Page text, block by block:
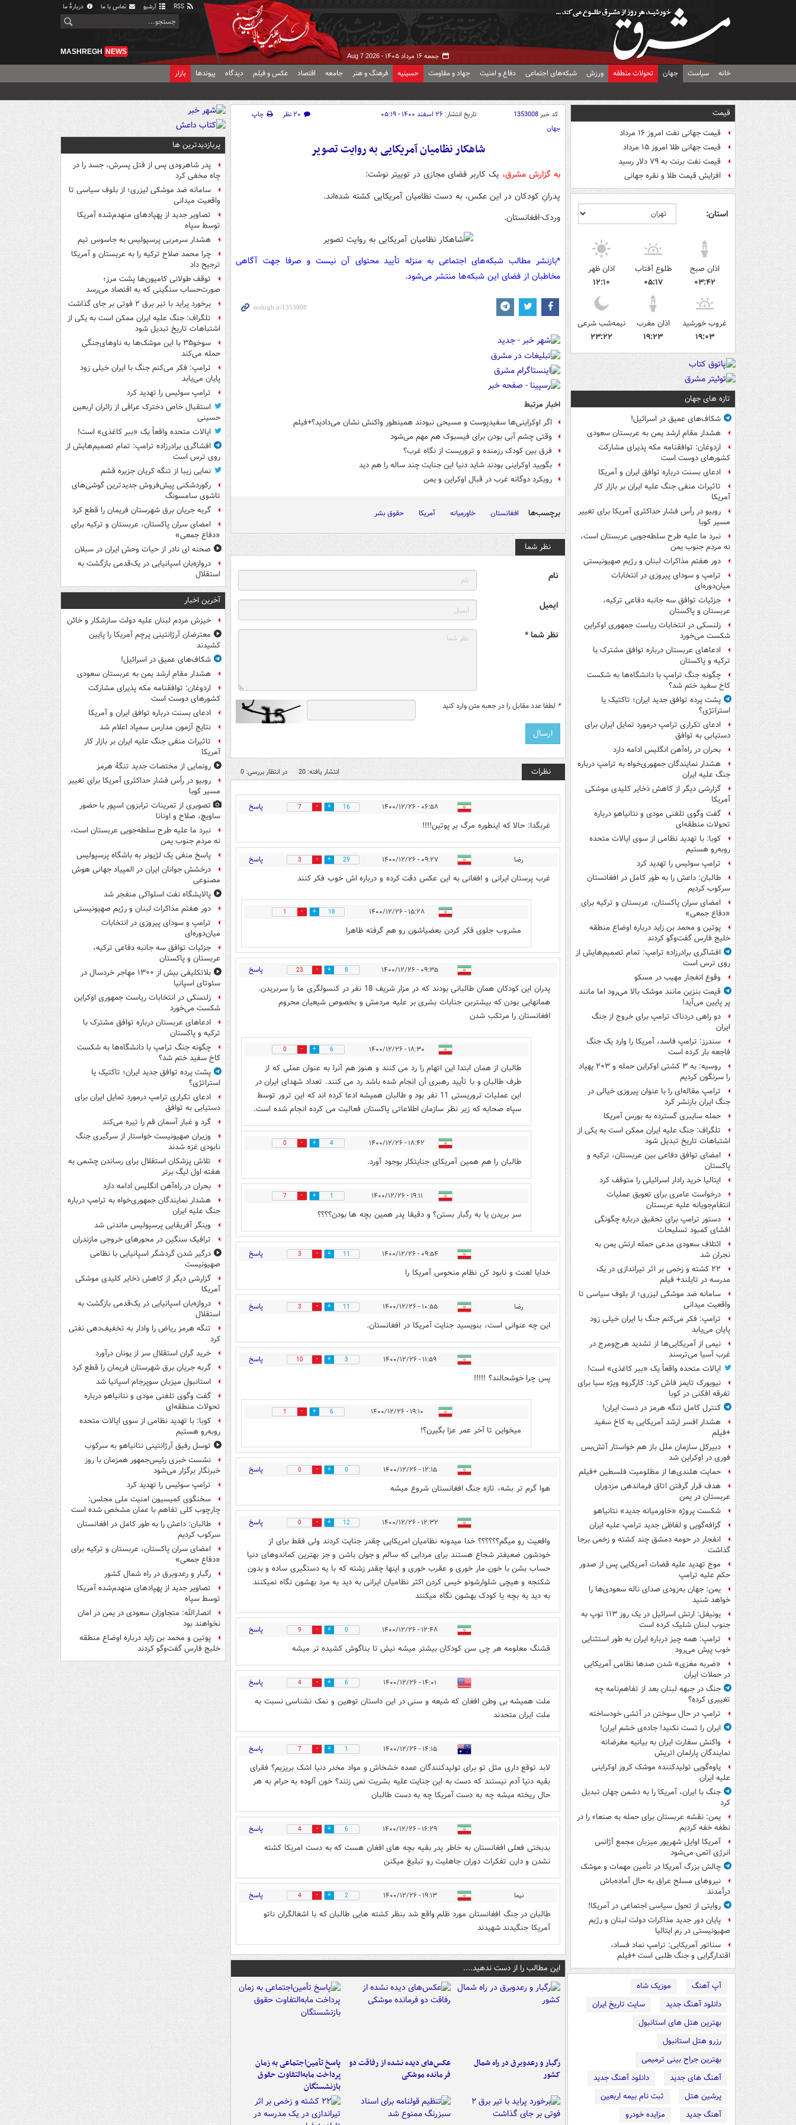
آرشیو تماس با ما دربارهٔ ما
جمعه ۱۶ مرداد ۱۴۰۵ - Aug 7 2026
MASHREGH NEWS
خانه سیاست جهان تحولات منطقه ورزش شبکه‌های اجتماعی دفاع و امنیت جهاد و مقاومت حسینیه فرهنگ و هنر جامعه اقتصاد عکس و فیلم دیدگاه پیوندها بازار
قیمت
قیمت جهانی نفت امروز ۱۶ مرداد
قیمت جهانی طلا امروز ۱۵ مرداد
قیمت نفت برنت به ۷۹ دلار رسید
افزایش قیمت طلا و نقره جهانی
استان:
اذان صبح
۰۳:۴۲
طلوع آفتاب
۰۵:۱۷
اذان ظهر
۱۲:۱۰
غروب خورشید
۱۹:۰۳
اذان مغرب
۱۹:۲۳
نیمه‌شب شرعی
۲۳:۲۲
تازه های جهان
شکاف‌های عمیق در اسرائیل!
هشدار مقام ارشد یمن به عربستان سعودی
اردوغان: توافقنامه مکه پذیرای مشارکت
کشورهای دوست است
ادعای بسنت درباره توافق ایران و آمریکا
تاثیرات منفی جنگ علیه ایران بر بازار کار
آمریکا
روبیو در رأس فشار حداکثری آمریکا برای تغییر
مسیر کوبا
نبرد ما علیه طرح سلطه‌جویی عربستان است،
نه مردم جنوب یمن
دور هفتم مذاکرات لبنان و رژیم صهیونیستی
ترامپ و سودای پیروزی در انتخابات
میان‌دوره‌ای
جزئیات توافق سه جانبه دفاعی ترکیه،
عربستان و پاکستان
زلنسکی در انتخابات ریاست جمهوری اوکراین
شکست می‌خورد
ادعاهای عربستان درباره توافق مشترک با
ترکیه و پاکستان
چگونه جنگ ترامپ با دانشگاه‌ها به شکست
کاخ سفید ختم شد؟
پشت پرده توافق جدید ایران؛ تاکتیک یا
استراتژی؟
ادعای تکراری ترامپ درمورد تمایل ایران برای
دستیابی به توافق
بحران در راه‌آهن انگلیس ادامه دارد
هشدار نمایندگان جمهوری‌خواه به ترامپ درباره
جنگ علیه ایران
گزارشی دیگر از کاهش ذخایر کلیدی موشکی
آمریکا
گفت وگوی تلفنی مودی و نتانیاهو درباره
تحولات منطقه‌ای
کوبا: با تهدید نظامی از سوی ایالات متحده
روبه‌رو هستیم
ترامپ سوئیس را تهدید کرد
طالبان: داعش را به طور کامل در افغانستان
سرکوب کردیم
امضای سران پاکستان، عربستان و ترکیه برای
«دفاع جمعی»
پوتین و محمد بن زاید درباره اوضاع منطقه
خلیج فارس گفت‌وگو کردند
افشاگری برادرزاده ترامپ: تمام تصمیم‌هایش از
روی ترس است
وقوع انفجار مهیب در مسکو
قیمت بنزین مانند موشک بالا می‌رود اما مانند
پر پایین می‌آید!
دو راهی دردناک ترامپ برای خروج از جنگ
ایران
سندرز: ترامپ فاسد، آمریکا را وارد یک جنگ
فاجعه بار کرده است
روسیه: به ۳ کشتی اوکراین حمله و ۲۰۳ پهپاد
را سرنگون کردیم
ترامپ مقاله‌ای را با عنوان پیروزی خیالی در
جنگ ایران بازنشر کرد
حمله سایبری گسترده به بورس آمریکا
تلگراف: جنگ علیه ایران ممکن است به یکی از
اشتباهات تاریخ تبدیل شود
امضای توافق دفاعی بین عربستان، ترکیه و
پاکستان
ایتالیا خرید رادار اسرائیلی را متوقف کرد
درخواست عامری برای تعویق عملیات
انتقام‌جویانه علیه عربستان
دستور ترامپ برای تحقیق درباره چگونگی
افشای کمبود تسلیحات
ائتلاف سعودی مدعی حمله ارتش یمن به
نجران شد
۲۲ کشته و زخمی بر اثر تیراندازی در یک
مدرسه در تایلند+ فیلم
سامانه ضد موشکی لیزری؛ از بلوف سیاسی تا
واقعیت میدانی
ترامپ: فکر می‌کنم جنگ با ایران خیلی زود
پایان می‌یابد
نیمی از آمریکایی‌ها از تشدید هرج‌ومرج در
غرب آسیا می‌ترسند
ایالات متحده واقعاً یک «ببر کاغذی» است!
نیویورک تایمز فاش کرد: کارگروه ویژه سیا برای
تفرقه افکنی در کوبا
کنترل کامل تنگه هرمز در دست ایران!
هشدار افسر ارشد آمریکایی به کاخ سفید
+فیلم
دبیرکل سازمان ملل باز هم خواستار آتش‌بس
فوری در اوکراین شد
حمایت هلندی‌ها از مظلومیت فلسطین +فیلم
هدف قرار گرفتن اتاق‌ فرماندهی مزدوران
عربستان در یمن
شکست پروژه «خاورمیانه جدید» نتانیاهو
گزافه‌گویی و لفاظی جدید ترامپ علیه ایران
انفجار در حومه دمشق چند کشته و زخمی برجا
گذاشت
موج تهدید علیه قضات آمریکایی پس از صدور
حکم علیه ترامپ
یمن: جهان به‌زودی صدای ناله سعودی‌ها را
خواهد شنید
یونیفل: ارتش اسرائیل در یک روز ۱۱۳ توپ به
جنوب لبنان شلیک کرده است
ترامپ: همه چیز درباره ایران به طور استثنایی
خوب پیش می‌رود
«ضربه مغزی» شدن صدها نظامی آمریکایی
در حملات ایران
جنگ در جبهه لبنان بعد از تفاهم‌نامه چه
تغییری کرده؟
ترامپ در حال سوختن در آتشی خودساخته
ایران را تست نکنید! جاده‌ی خشم ایران!
واکنش سفارت ایران به بیانیه مغرضانه
نمایندگان پارلمان اتریش
یاوه‌گویی تولیدکننده موشک کروز اوکراینی
علیه ایران
جنگ با ایران، آمریکا را به دشمن جهان تبدیل
کرد
یمن: نقشه عربستان برای حمله به صنعاء را در
نطفه خفه کردیم
آمریکا اوایل شهریور میزبان مجمع آژانس
انرژی اتمی می‌شود
چالش بزرگ آمریکا در تأمین مهمات و موشک
نیروهای مسلح عراق به حال آماده‌باش
درآمدند
روایتی از تحول سیاسی اجتماعی در آمریکا!
پایان دور جدید مذاکرات دولت لبنان و رژیم
صهیونیستی در رم ایتالیا
سناتور آمریکایی: ترامپ نماد فساد،
اقتدارگرایی و جنگ طلبی است +فیلم
آپ آهنگ
موزیک شاه
دانلود آهنگ جدید
سایت تاریخ ایران
بهترین هتل های استانبول
رزرو هتل استانبول
بهترین جراح بینی ترمیمی
آهنگ های جدید
دانلود آهنگ جدید
پرشین هتل
ثبت نام بیمه اربعین
آهنگ جدید
مزایده خودرو
کد خبر1353008 تاریخ انتشار: ۲۶ اسفند ۱۴۰۰ - ۰۵:۱۹ ۲۰ نظر
چاپ
جهان
شاهکار نظامیان آمریکایی به روایت تصویر
به گزارش مشرق، یک کاربر فضای مجازی در توییتر نوشت:
‏پدرانِ کودکان در این عکس، به دست نظامیان آمریکایی کشته شده‌اند.
وردک-افغانستان.
*بازنشر مطالب شبکه‌های اجتماعی به منزله تأیید محتوای آن نیست و صرفا جهت آگاهی
مخاطبان از فضای این شبکه‌ها منتشر می‌شود.
اخبار مرتبط
اگر اوکراینی‌ها سفیدپوست و مسیحی نبودند همینطور واکنش نشان می‌دادید؟+فیلم
وقتی چشم آبی بودن برای فیسبوک هم مهم می‌شود
فرق بین کودک رزمنده و تروریست از نگاه غرب؟
بگویید اوکراینی بودند شاید دنیا این جنایت چند ساله را هم دید
رویکرد دوگانه غرب در قبال اوکراین و یمن
برچسب‌ها افغانستان خاورمیانه آمریکا حقوق بشر
نظر شما
نام
ایمیل
نظر شما *
* لطفا عدد مقابل را در جعبه متن وارد کنید
نظرات انتشار یافته: 20 در انتظار بررسی: 0
۰۶:۵۸ - ۱۴۰۰/۱۲/۲۶ 16
7 پاسخ
غربگدا: حالا که اینطوره مرگ بر پوتین!!!!
رضا ۰۹:۲۷ - ۱۴۰۰/۱۲/۲۶ 29
3 پاسخ
غرب پرستان ایرانی و افغانی به این عکس دقت کرده و درباره اش خوب فکر کنند
۱۵:۲۸ - ۱۴۰۰/۱۲/۲۶ 18
1
مشروب جلوی فکر کردن بعضیاشون رو هم گرفته ظاهرا
۰۹:۳۵ - ۱۴۰۰/۱۲/۲۶ 8
23 پاسخ
پدران این کودکان همان طالبانی بودند که در مزار شریف 18 نفر در کنسولگری ما را سربریدن.
همانهایی بودن که بیشتربن جنابات بشری بر علیه مردمش و بخصوص شیعیان محروم
افغانستان را مرتکب شدن
۱۸:۳۰ - ۱۴۰۰/۱۲/۲۶ 6
0
طالبان از همان ابتدا این اتهام را رد می کنند و هنوز هم آنرا به عنوان عملی که از
طرف طالبان و با تأیید رهبری آن انجام شده باشد رد می کنند. تعداد شهدای ایران در
این عملیات تروریستی 11 نفر بود و طالبان همیشه ادعا کرده اند که این ترور توسط
سپاه صحابه که زیر نظر سازمان اطلاعاتی پاکستان فعالیت می کرده انجام شده است.
۱۸:۴۲ - ۱۴۰۰/۱۲/۲۶ 4
0
طالبان را هم همین آمریکای جنایتکار بوجود آورد.
۱۹:۱۱ - ۱۴۰۰/۱۲/۲۶ 1
7
سر بریدن یا به رگبار بستن؟ و دقیقا پدر همین بچه ها بودن؟؟؟؟
۰۹:۵۴ - ۱۴۰۰/۱۲/۲۶ 11
3 پاسخ
خدایا لعنت و نابود کن نظام منحوس آمریکا را
رضا ۱۰:۵۵ - ۱۴۰۰/۱۲/۲۶ 11
3 پاسخ
این چه عنوانی است، بنویسید جنایت آمریکا در افغانستان.
۱۱:۵۹ - ۱۴۰۰/۱۲/۲۶ 3
10 پاسخ
پس چرا خوشحالند؟ !!!!!
۱۹:۱۰ - ۱۴۰۰/۱۲/۲۶ 6
1
میخواین تا آخر عمر عزا بگیرن؟!
۱۲:۱۵ - ۱۴۰۰/۱۲/۲۶ 0
0 پاسخ
هوا گرم تر بشه، تازه جنگ افغانستان شروع میشه
۱۲:۳۲ - ۱۴۰۰/۱۲/۲۶ 12
0 پاسخ
واقعیت رو میگم؟؟؟؟؟؟ خدا میدونه نظامیان امریکایی چقدر جنایت کردند ولی فقط برای از
خودشون ضعیفتر شجاع هستند برای مردایی که سالم و جوان باشن و جز بهترین کماندوهای دنیا
حساب بشن با خون مار خوری و عقرب خوری و اینها چقدر زشته که با یه دستگیری ساده و بدون
شکنجه و هیچی شلوارشونو خیس کردن اکثر نظامیان ایرانی به دید یه مرد بهشون نگاه نمیکنند
به دید یه بچه یا کودک بهشون نگاه میکنند
۱۲:۴۸ - ۱۴۰۰/۱۲/۲۶ 0
9 پاسخ
قشنگ معلومه هر چی سن کودکان بیشتر میشه نیش تا بناگوش کشیده تر میشه
۱۴:۰۱ - ۱۴۰۰/۱۲/۲۶ 6
4 پاسخ
ملت همیشه بی وطن افغان که شیعه و سنی در این داستان توهین و نمک نشناسی نسبت به
ملت ایران متحدند
۱۴:۱۵ - ۱۴۰۰/۱۲/۲۶ 1
7 پاسخ
لابد توقع داری مثل تو برای تولیدکنندگان عمده خشخاش و مواد مخدر دنیا اشک بریزیم؟ فقرای
بقیه دنیا آدم نیستند که دست به این جنایت علیه بشریت نمی زنند؟ خون آلوده به حرام به هر
حال ریخته میشه چه به دست آمریکا چه به دست طالبان
۱۶:۲۹ - ۱۴۰۰/۱۲/۲۶ 6
4 پاسخ
بدبختی فعلی افغانستان به خاطر پدر بقیه بچه های افغان هست که به دست امریکا کشته
نشدن و دارن تفکرات دوران جاهلیت رو تبلیغ میکنن
نیما ۱۹:۱۳ - ۱۴۰۰/۱۲/۲۶ 2
4 پاسخ
طالبان در جنگ افغانستان مورد ظلم واقع شد بنظر کشته هایی طالبان که با اشغالگران ناتو
آمریکا جنگیدند شهیدند
این مطالب را از دست ندهید....
رگبار و رعدوبرق در راه شمال
کشور
عکس‌های دیده نشده از رفاقت دو
فرمانده‌ موشکی
پاسخ تأمین‌اجتماعی به زمان
پرداخت مابه‌التفاوت حقوق
بازنشستگان
پربازدیدترین ها
پدر شاهرودی پس از قتل پسرش، جسد را در
چاه مخفی کرد
سامانه ضد موشکی لیزری؛ از بلوف سیاسی تا
واقعیت میدانی
تصاویر جدید از پهپادهای منهدم‌شده آمریکا
توسط سپاه
هشدار سرمربی پرسپولیس به جاسوس تیم
چرا محمد صلاح ترکیه را به عربستان و آمریکا
ترجیح داد
توقف طولانی کامیون‌ها پشت مرز؛
صورت‌حساب سنگینی که به اقتصاد می‌رسد
برخورد پراید با تیر برق ۲ فوتی بر جای گذاشت
تلگراف: جنگ علیه ایران ممکن است به یکی از
اشتباهات تاریخ تبدیل شود
سوخو۳۵ با این موشک‌ها به ناوهای‌جنگی
حمله می‌کند
ترامپ: فکر می‌کنم جنگ با ایران خیلی زود
پایان می‌یابد
ترامپ سوئیس را تهدید کرد
استقبال خاص دخترک عراقی از زائران اربعین
حسینی
ایالات متحده واقعاً یک «ببر کاغذی» است!
افشاگری برادرزاده ترامپ: تمام تصمیم‌هایش از
روی ترس است
نمایی زیبا از تنگه کریان جزیره قشم
رکوردشکنی پیش‌فروش جدیدترین گوشی‌های
تاشوی سامسونگ
گربه جریان برق شهرستان فریمان را قطع کرد
امضای سران پاکستان، عربستان و ترکیه برای
«دفاع جمعی»
صحنه ای نادر از حیات وحش ایران در سبلان
دروازه‌بان اسپانیایی در یک‌قدمی بازگشت به
استقلال
آخرین اخبار
خیزش مردم لبنان علیه دولت سازشکار و خائن
معترضان آرژانتینی پرچم آمریکا را پایین
کشیدند
شکاف‌های عمیق در اسرائیل!
هشدار مقام ارشد یمن به عربستان سعودی
اردوغان: توافقنامه مکه پذیرای مشارکت
کشورهای دوست است
ادعای بسنت درباره توافق ایران و آمریکا
نتایج آزمون مدارس سمپاد اعلام شد
تاثیرات منفی جنگ علیه ایران بر بازار کار
آمریکا
رونمایی از مختصات جدید تنگۀ هرمز
روبیو در رأس فشار حداکثری آمریکا برای تغییر
مسیر کوبا
تصویری از تمرینات ترابزون اسپور با حضور
ساویچ، صلاح و اونانا
نبرد ما علیه طرح سلطه‌جویی عربستان است،
نه مردم جنوب یمن
پاسخ منفی یک لژیونر به باشگاه پرسپولیس
درخشش جوانان ایران در المپیاد جهانی هوش
مصنوعی
پالایشگاه نفت اسلواکی منفجر شد
دور هفتم مذاکرات لبنان و رژیم صهیونیستی
ترامپ و سودای پیروزی در انتخابات
میان‌دوره‌ای
جزئیات توافق سه جانبه دفاعی ترکیه،
عربستان و پاکستان
بلاتکلیفی بیش از ۱۳۰۰ مهاجر خردسال در
سئوتای اسپانیا
زلنسکی در انتخابات ریاست جمهوری اوکراین
شکست می‌خورد
ادعاهای عربستان درباره توافق مشترک با
ترکیه و پاکستان
چگونه جنگ ترامپ با دانشگاه‌ها به شکست
کاخ سفید ختم شد؟
پشت پرده توافق جدید ایران؛ تاکتیک یا
استراتژی؟
ادعای تکراری ترامپ درمورد تمایل ایران برای
دستیابی به توافق
گرد و غبار آسمان قم را تیره می‌کند
وزیران صهیونیست خواستار از سرگیری جنگ
نابودی غزه شدند
تلاش پزشکان استقلال برای رساندن چشمی به
هفته اول لیگ برتر
بحران در راه‌آهن انگلیس ادامه دارد
هشدار نمایندگان جمهوری‌خواه به ترامپ درباره
جنگ علیه ایران
وینگر آفریقایی پرسپولیس ماندنی شد
ترافیک سنگین در محورهای خروجی مازندران
درگیر شدن گردشگر اسپانیایی با نظامی
صهیونیست
گزارشی دیگر از کاهش ذخایر کلیدی موشکی
آمریکا
دروازه‌بان اسپانیایی در یک‌قدمی بازگشت به
استقلال
تنگه هرمز ریاض را وادار به تخفیف‌دهی نفتی
کرد
خرید گران استقلال سر از یونان درآورد
گربه جریان برق شهرستان فریمان را قطع کرد
استانبول میزبان سوپرجام اسپانیا شد
گفت وگوی تلفنی مودی و نتانیاهو درباره
تحولات منطقه‌ای
کوبا: با تهدید نظامی از سوی ایالات متحده
روبه‌رو هستیم
توسل رفیق آرژانتینی نتانیاهو به سرکوب
نشست خبری رئیس‌جمهور همزمان با روز
خبرنگار برگزار می‌شود
ترامپ سوئیس را تهدید کرد
سخنگوی کمیسیون امنیت ملی مجلس:
چارچوب کلی تفاهم با عمان مشخص شده است
طالبان: داعش را به طور کامل در افغانستان
سرکوب کردیم
امضای سران پاکستان، عربستان و ترکیه برای
«دفاع جمعی»
رگبار و رعدوبرق در راه شمال کشور
تصاویر جدید از پهپادهای منهدم‌شده آمریکا
توسط سپاه
انصارالله: متجاوزان سعودی در یمن در امان
نخواهند بود
پوتین و محمد بن زاید درباره اوضاع منطقه
خلیج فارس گفت‌وگو کردند